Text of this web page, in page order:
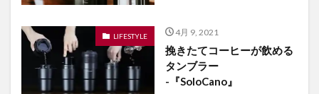
LIFESTYLE 4月 9, 2021
挽きたてコーヒーが飲める
タンブラー
-『SoloCano』